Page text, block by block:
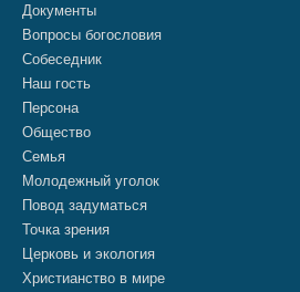
Документы
Вопросы богословия
Собеседник
Наш гость
Персона
Общество
Семья
Молодежный уголок
Повод задуматься
Точка зрения
Церковь и экология
Христианство в мире